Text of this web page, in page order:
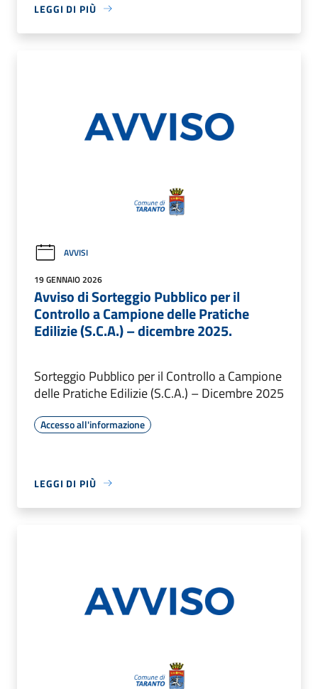
LEGGI DI PIÙ
AVVISI
19 GENNAIO 2026
Avviso di Sorteggio Pubblico per il
Controllo a Campione delle Pratiche
Edilizie (S.C.A.) – dicembre 2025.
Sorteggio Pubblico per il Controllo a Campione
delle Pratiche Edilizie (S.C.A.) – Dicembre 2025
Accesso all'informazione
LEGGI DI PIÙ